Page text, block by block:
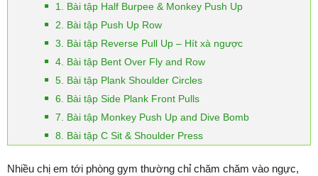
1. Bài tập Half Burpee & Monkey Push Up
2. Bài tập Push Up Row
3. Bài tập Reverse Pull Up – Hít xà ngược
4. Bài tập Bent Over Fly and Row
5. Bài tập Plank Shoulder Circles
6. Bài tập Side Plank Front Pulls
7. Bài tập Monkey Push Up and Dive Bomb
8. Bài tập C Sit & Shoulder Press
Nhiều chị em tới phòng gym thường chỉ chăm chăm vào ngực,